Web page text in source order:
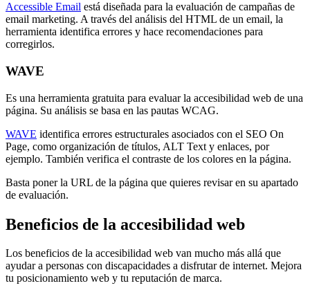
Accessible Email está diseñada para la evaluación de campañas de
email marketing. A través del análisis del HTML de un email, la
herramienta identifica errores y hace recomendaciones para
corregirlos.
WAVE
Es una herramienta gratuita para evaluar la accesibilidad web de una
página. Su análisis se basa en las pautas WCAG.
WAVE identifica errores estructurales asociados con el SEO On
Page, como organización de títulos, ALT Text y enlaces, por
ejemplo. También verifica el contraste de los colores en la página.
Basta poner la URL de la página que quieres revisar en su apartado
de evaluación.
Beneficios de la accesibilidad web
Los beneficios de la accesibilidad web van mucho más allá que
ayudar a personas con discapacidades a disfrutar de internet. Mejora
tu posicionamiento web y tu reputación de marca.